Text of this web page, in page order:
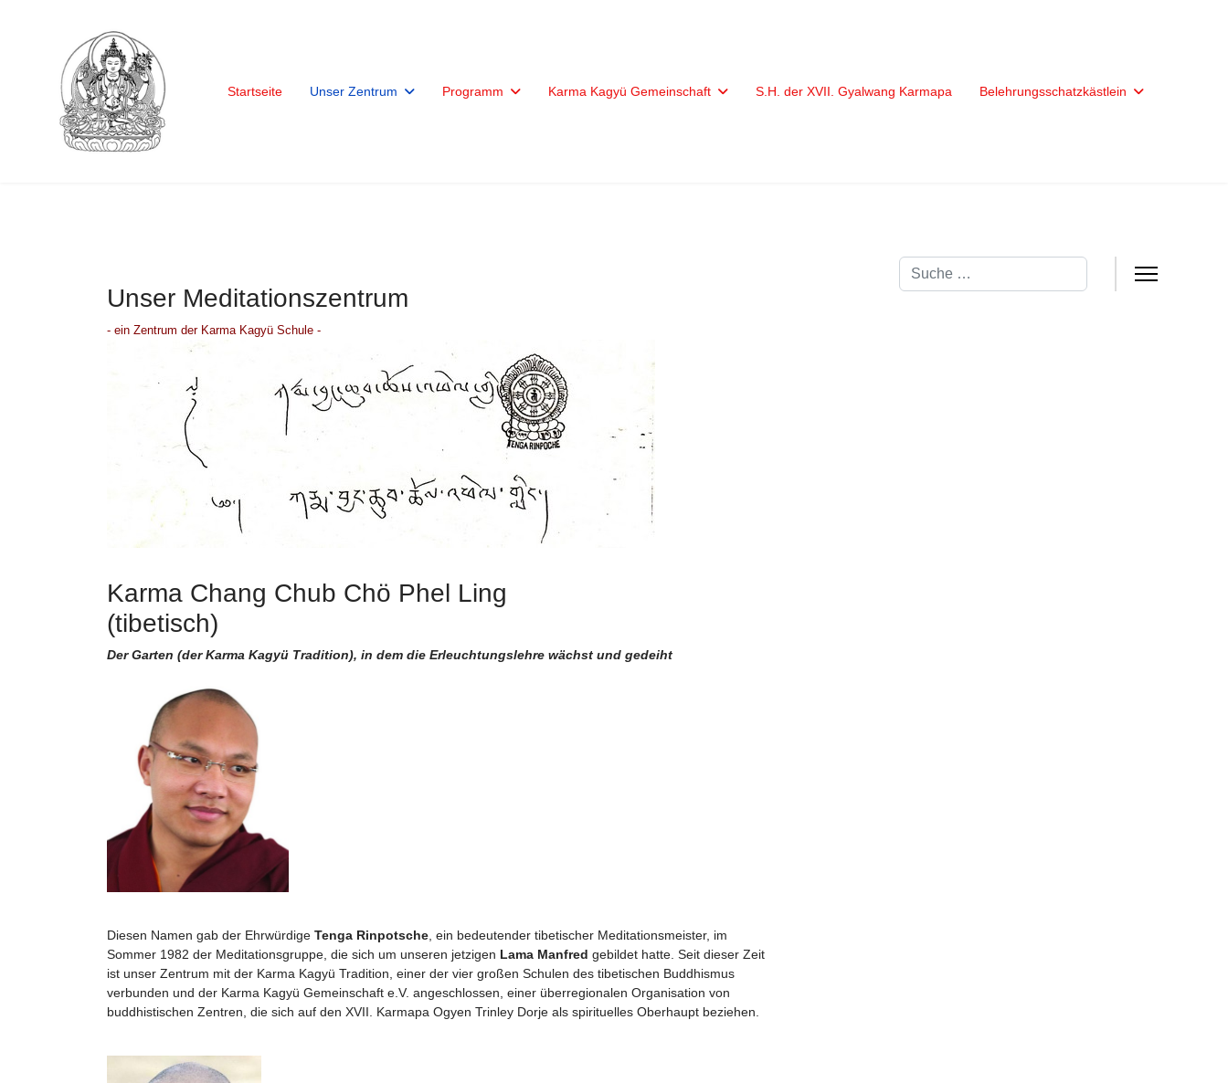
Startseite Unser Zentrum Programm Karma Kagyü Gemeinschaft S.H. der XVII. Gyalwang Karmapa Belehrungsschatzkästlein
Suchen
Unser Meditationszentrum
- ein Zentrum der Karma Kagyü Schule -
Karma Chang Chub Chö Phel Ling
(tibetisch)
Der Garten (der Karma Kagyü Tradition), in dem die Erleuchtungslehre wächst und gedeiht
Diesen Namen gab der Ehrwürdige Tenga Rinpotsche, ein bedeutender tibetischer Meditationsmeister, im
Sommer 1982 der Meditationsgruppe, die sich um unseren jetzigen Lama Manfred gebildet hatte. Seit dieser Zeit
ist unser Zentrum mit der Karma Kagyü Tradition, einer der vier großen Schulen des tibetischen Buddhismus
verbunden und der Karma Kagyü Gemeinschaft e.V. angeschlossen, einer überregionalen Organisation von
buddhistischen Zentren, die sich auf den XVII. Karmapa Ogyen Trinley Dorje als spirituelles Oberhaupt beziehen.